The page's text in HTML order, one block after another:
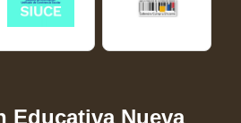
Educativa Nueva